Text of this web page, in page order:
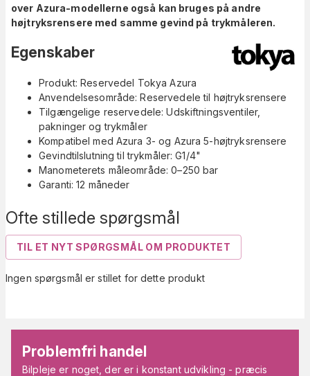
Ofte stillede spørgsmål
TIL ET NYT SPØRGSMÅL OM PRODUKTET
Ingen spørgsmål er stillet for dette produkt
over Azura-modellerne også kan bruges på andre
højtryksrensere med samme gevind på trykmåleren.
Egenskaber
Produkt: Reservedel Tokya Azura
Anvendelsesområde: Reservedele til højtryksrensere
Tilgængelige reservedele: Udskiftningsventiler,
pakninger og trykmåler
Kompatibel med Azura 3- og Azura 5-højtryksrensere
Gevindtilslutning til trykmåler: G1/4"
Manometerets måleområde: 0–250 bar
Garanti: 12 måneder
Problemfri handel
Bilpleje er noget, der er i konstant udvikling - præcis